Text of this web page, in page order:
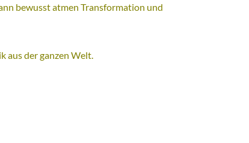
bewusst atmen Transformation und
aus der ganzen Welt.